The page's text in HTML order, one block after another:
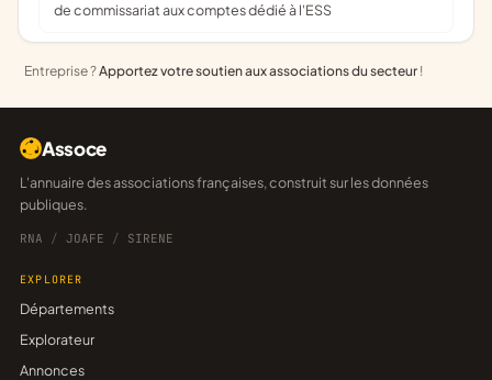
de commissariat aux comptes dédié à l'ESS
Entreprise ?Apportez votre soutien aux associations du secteur !
Assoce
L'annuaire des associations françaises, construit sur les données
publiques.
RNA / JOAFE / SIRENE
EXPLORER
Départements
Explorateur
Annonces